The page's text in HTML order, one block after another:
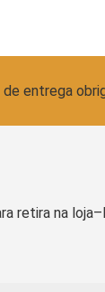
entrega
retira na